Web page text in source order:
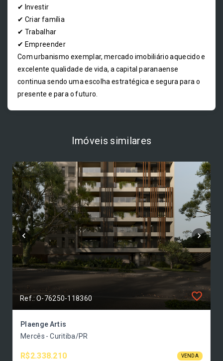
✔ Investir
✔ Criar família
✔ Trabalhar
✔ Empreender
Com urbanismo exemplar, mercado imobiliário aquecido e
excelente qualidade de vida, a capital paranaense
continua sendo uma escolha estratégica e segura para o
presente e para o futuro.
Imóveis similares
Ref.: O-76250-118360
Plaenge Artis
Mercês - Curitiba/PR
R$2.338.210 VENDA